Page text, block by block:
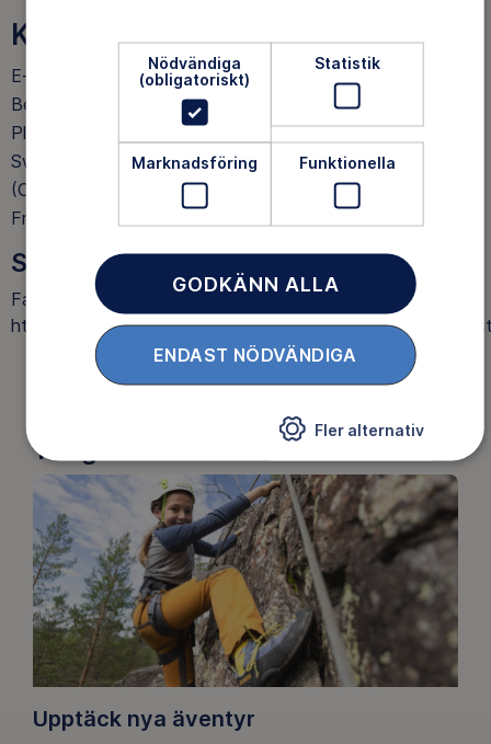
KONTAKT
E-post: knivsta@friluftsframjandet.se
Betalning för aktiviteter och hyror:
Plusgiro: 210053-5 (används ej för medlemsavgifter)
Swish: 123 570 35 17
(Obs! Medlemsavgifter betalas centralt till
Friluftsfrämjandets riksorganisation.)
SOCIALA MEDIER
Facebook "Friluftsfrämjandet Knivsta" (nedan länk till
https://www.facebook.com/groups/
Facebook
Knivsta
lokalavdelning
Tre goda skäl att bli medlem
Upptäck nya äventyr
Nödvändiga
(obligatoriskt)
Statistik
Marknadsföring Funktionella
GODKÄNN ALLA
ENDAST NÖDVÄNDIGA
Fler alternativ